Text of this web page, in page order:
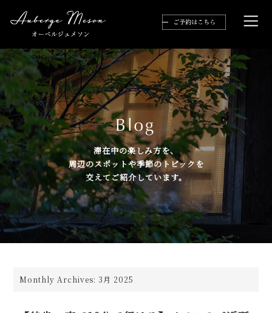
滞在中の楽しみ方を、
周辺のスポットや季節のトピックを
交えてご紹介しています。
Monthly Archives: 3月 2025